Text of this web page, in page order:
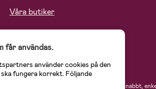
Våra butiker
för barnfamiljen. Hos oss handlar du snabbt,
får användas.
använder cookies på den
fungera korrekt. Följande